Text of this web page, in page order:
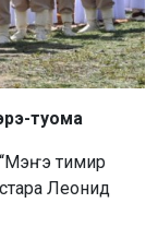
туома
“Мэҥэ тимир
Леонид